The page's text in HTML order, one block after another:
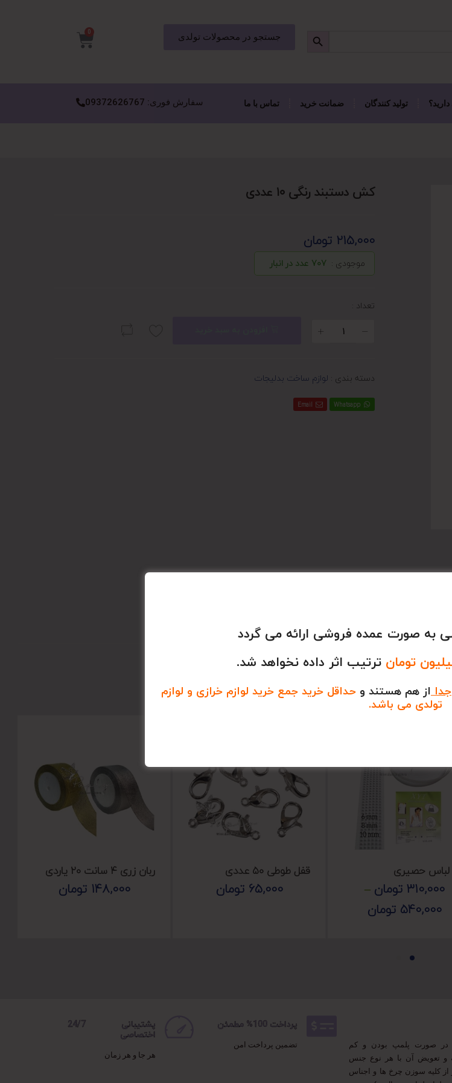
جستجو در محصولات تولدی 0
تولید کنندگان ضمانت خرید تماس با ما سفارش فوری: 09372626767
کش دستبند رنگی ۱۰ عددی
215,000 تومان
موجودی : 707 عدد در انبار
تعداد :
دسته بندی : لوازم ساخت بدلیجات
Whatsapp
Email
لباس حصیری
310,000 تومان –
540,000 تومان
قفل طوطی ۵۰ عددی
65,000 تومان
ربان زری ۴ سانت ۲۰ یاردی
148,000 تومان
در صورت پلمپ بودن و کم
و تعویض آن با هر نوع جنس
از کلیه سوزن چرخ ها و اجناس
پرداخت 100% مطمئن
تضمین پرداخت امن
پشتیبانی 24/7
اختصاصی
هر جا و هر زمان
به صورت عمده فروشی ارائه می گردد
تومان ترتیب اثر داده نخواهد شد.
جدا از هم هستند و حداقل خرید جمع خرید لوازم خرازی و لوازم
تولدی می باشد.